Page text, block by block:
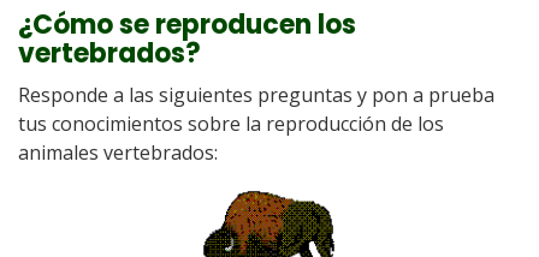
¿Cómo se reproducen los
vertebrados?
Responde a las siguientes preguntas y pon a prueba
tus conocimientos sobre la reproducción de los
animales vertebrados: